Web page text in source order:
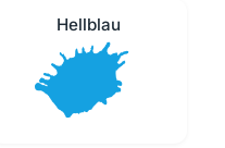
Hellblau